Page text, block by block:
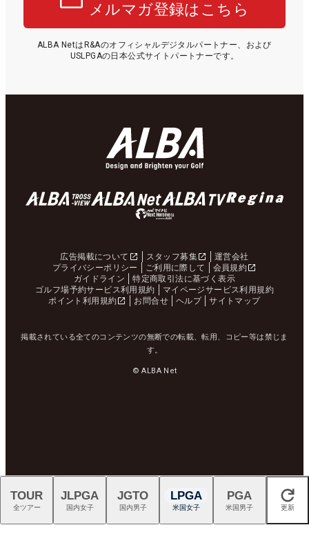
メルマガ登録はこちら
ALBA NetはR&Aのオフィシャルデジタルパートナー、および
USLPGAの日本公式サイトパートナーです。
広告掲載について スタッフ募集
運営会社
プライバシーポリシー
ご利用に際して
会員規約
ガイドライン
特定商取引法に基づく表示
ゴルフ場予約サービス利用規約
マイページサービス利用規約
ポイント利用規約
お問合せ ヘルプ サイトマップ
掲載されている全てのコンテンツの無断での転載、転用、コピー等は禁じま
す。
© ALBA Net
閉じる
TOUR
全ツアー
JLPGA
国内女子
JGTO
国内男子
LPGA
米国女子
PGA
米国男子 更新